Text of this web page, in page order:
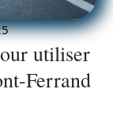
utiliser
Ferrand